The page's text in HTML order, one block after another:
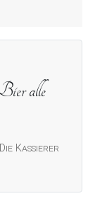
Die Kassierer
alle